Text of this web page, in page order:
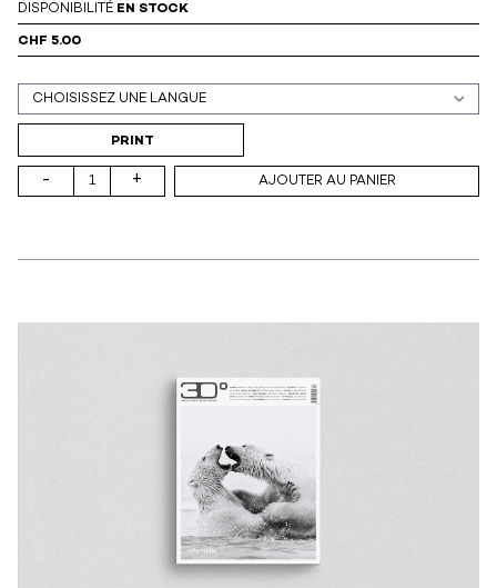
DISPONIBILITÉ EN STOCK
CHF 5.00
Support (print ou digital)
PRINT
- + AJOUTER AU PANIER